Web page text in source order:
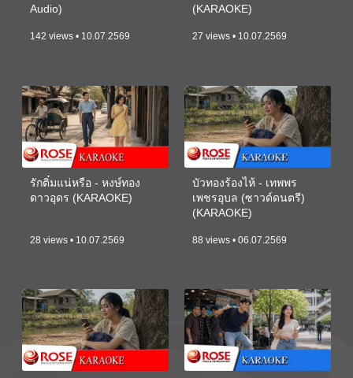
Audio)
142 views • 10.07.2569
(KARAOKE)
27 views • 10.07.2569
รักติ๋มแน่หรือ - หงษ์ทอง
ดาวอุดร (KARAOKE)
28 views • 10.07.2569
บัวทองร้องไห้ - เทพพร
เพชรอุบล (ซาวด์ดนตรี)
(KARAOKE)
88 views • 06.07.2569